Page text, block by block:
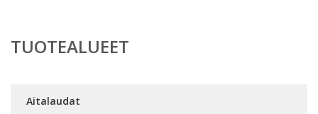
TUOTEALUEET
Aitalaudat